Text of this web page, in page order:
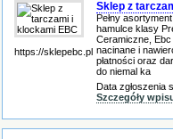
https://sklepebc.pl
Sklep z
Pełny
hamulce klasy
Ceramiczne, Ebc
nacinane i
płatności oraz
do niemal ka
Data zgłoszenia
Szczegóły